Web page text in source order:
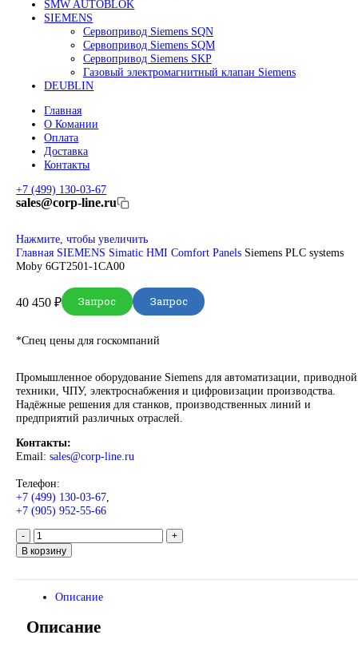
Робот Fanuc для сварки
Коллаборативные-роботы FANUC
Робот Delta Fanuc
Редуктор Fanuc Робот
FESTO
CMM Renishaw
DUNGS
SMW AUTOBLOK
Сервопривод Siemens SQN
Сервопривод Siemens SQM
Сервопривод Siemens SKP
Газовый электромагнитный клапан Siemens
DEUBLIN
О Комании
Доставка
Контакты
+7 (499) 130-03-67
sales@corp-line.ru
Нажмите, чтобы увеличить
ГлавнаяSIEMENS
Moby 6GT2501-1CA00
40 450₽ Запрос Запрос
*Спец цены для госкомпаний
Промышленное оборудование Siemens для автоматизации,